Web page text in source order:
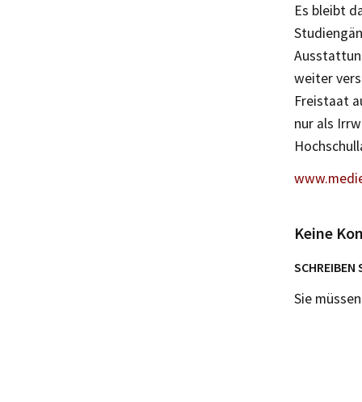
Es bleibt
weiter
Freistaat
nur als
Keine
SCHREIBEN
Sie müssen